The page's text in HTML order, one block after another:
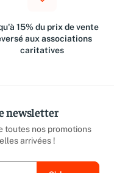
15% du prix de vente
aux associations
caritatives
newsletter
toutes nos promotions
arrivées !